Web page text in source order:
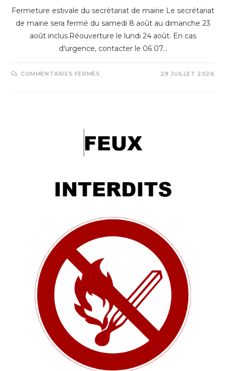
Fermeture estivale du secrétariat de mairie Le secrétariat
de mairie sera fermé du samedi 8 août au dimanche 23
août inclus.Réouverture le lundi 24 août. En cas
d'urgence, contacter le 06 07…
COMMENTAIRES FERMÉS 29 JUILLET 2026